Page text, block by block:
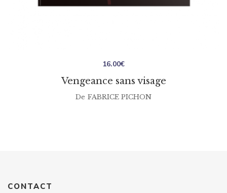
Vengeance sans visage
16.00€
De FABRICE PICHON
CONTACT